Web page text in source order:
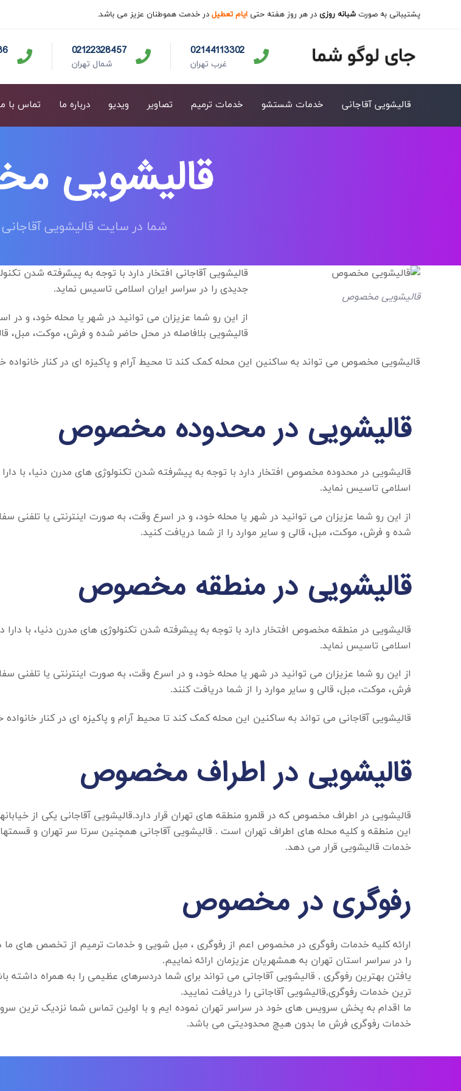
پشتیبانی به صورت شبانه روزی در هر روز هفته حتی ایام تعطیل در خدمت هموطنان عزیز می باشد.
02144113302
غرب تهران
02122328457
شمال تهران
قالیشویی آقاجانی خدمات شستشو خدمات ترمیم تصاویر ویدیو درباره ما تماس با
قالیشویی
شما در سایت قالیشویی
قالیشویی مخصوص
قالیشویی آقاجانی افتخار دارد با توجه به پیشرفته شدن
جدیدی را در سراسر ایران اسلامی تاسیس نماید.
از این رو شما عزیزان می توانید در شهر یا محله خود، و در
قالیشویی بلافاصله در محل حاضر شده و فرش، موکت، مبل،
قالیشویی مخصوص می تواند به ساکنین این محله کمک کند تا محیط آرام و پاکیزه ای در کنار خانواده
قالیشویی در محدوده مخصوص
قالیشویی در محدوده مخصوص افتخار دارد با توجه به پیشرفته شدن تکنولوژی های مدرن دنیا،
اسلامی تاسیس نماید.
از این رو شما عزیزان می توانید در شهر یا محله خود، و در اسرع وقت، به صورت اینترنتی یا تلفنی
شده و فرش، موکت، مبل، قالی و سایر موارد را از شما دریافت کنید.
قالیشویی در منطقه مخصوص
قالیشویی در منطقه مخصوص افتخار دارد با توجه به پیشرفته شدن تکنولوژی های مدرن دنیا، با
اسلامی تاسیس نماید.
از این رو شما عزیزان می توانید در شهر یا محله خود، و در اسرع وقت، به صورت اینترنتی یا تلفنی
فرش، موکت، مبل، قالی و سایر موارد را از شما دریافت کنند.
قالیشویی آقاجانی می تواند به ساکنین این محله کمک کند تا محیط آرام و پاکیزه ای در کنار
قالیشویی در اطراف مخصوص
قالیشویی در اطراف مخصوصکه در قلمرو منطقه های تهران قرار دارد.قالیشویی آقاجانی یکی از
این منطقه و کلیه محله های اطراف تهران است . قالیشویی آقاجانی همچنین سرتا سر تهران و
خدمات قالیشویی قرار می دهد.
رفوگری در مخصوص
ارائه کلیه خدمات رفوگری در مخصوص اعم از رفوگری ، مبل شویی و خدمات ترمیم از تخصص های
را در سراسر استان تهران به همشهریان عزیزمان ارائه نماییم.
ترین خدمات رفوگری,قالیشویی آقاجانی را دریافت نمایید.
ما اقدام به پخش سرویس های خود در سراسر تهران نموده ایم و با اولین تماس شما نزدیک ترین
خدمات رفوگری فرش ما بدون هیچ محدودیتی می باشد.